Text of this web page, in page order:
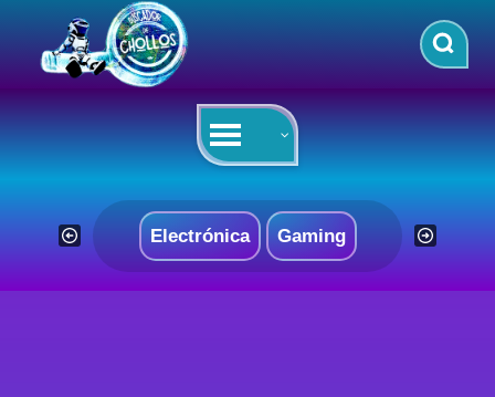
contenido
Electrónica Gaming